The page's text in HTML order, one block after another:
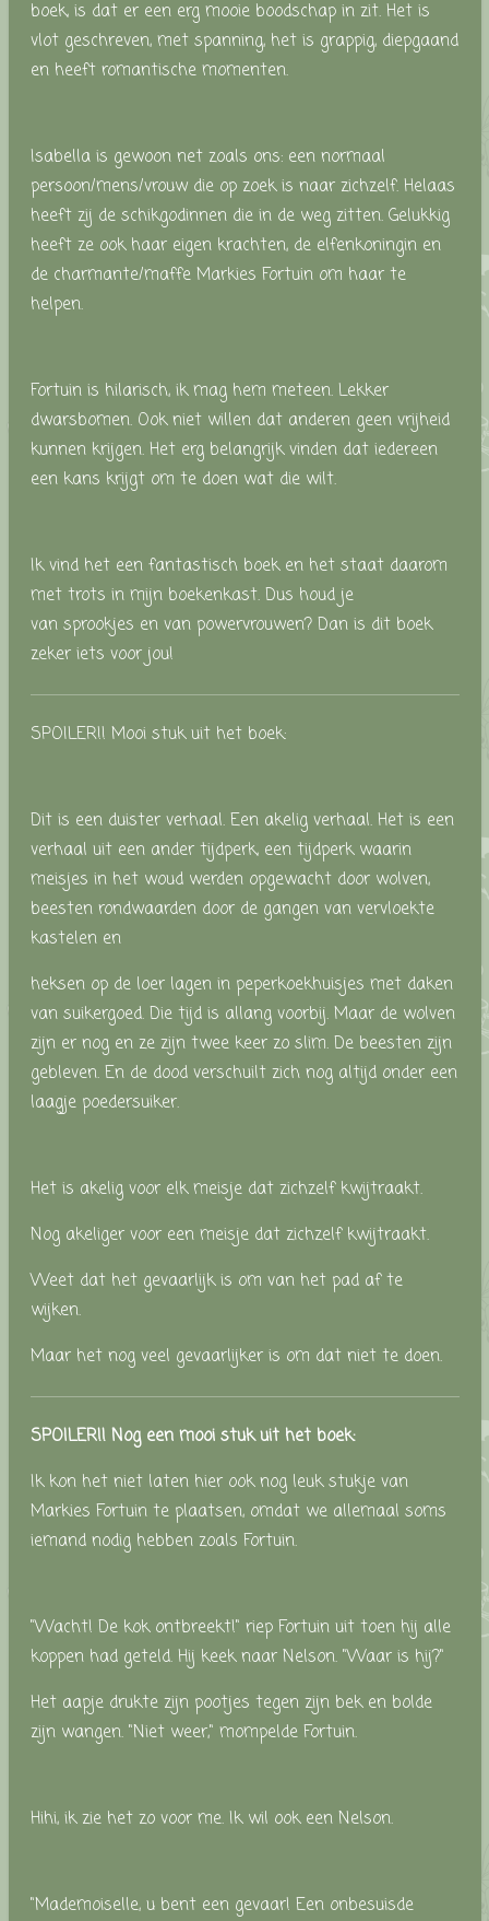
boek, is dat er een erg mooie boodschap in zit. Het is
vlot geschreven, met spanning, het is grappig, diepgaand
en heeft romantische momenten.
Isabella is gewoon net zoals ons: een normaal
persoon/mens/vrouw die op zoek is naar zichzelf. Helaas
heeft zij de schikgodinnen die in de weg zitten. Gelukkig
heeft ze ook haar eigen krachten, de elfenkoningin en
de charmante/maffe Markies Fortuin om haar te
helpen.
Fortuin is hilarisch, ik mag hem meteen. Lekker
dwarsbomen. Ook niet willen dat anderen geen vrijheid
kunnen krijgen. Het erg belangrijk vinden dat iedereen
een kans krijgt om te doen wat die wilt.
Ik vind het een fantastisch boek en het staat daarom
met trots in mijn boekenkast. Dus houd je
van sprookjes en van powervrouwen? Dan is dit boek
zeker iets voor jou!
SPOILER!! Mooi stuk uit het boek:
Dit is een duister verhaal. Een akelig verhaal. Het is een
verhaal uit een ander tijdperk, een tijdperk waarin
meisjes in het woud werden opgewacht door wolven,
beesten rondwaarden door de gangen van vervloekte
kastelen en
heksen op de loer lagen in peperkoekhuisjes met daken
van suikergoed. Die tijd is allang voorbij. Maar de wolven
zijn er nog en ze zijn twee keer zo slim. De beesten zijn
gebleven. En de dood verschuilt zich nog altijd onder een
laagje poedersuiker.
Het is akelig voor elk meisje dat zichzelf kwijtraakt.
Nog akeliger voor een meisje dat zichzelf kwijtraakt.
Weet dat het gevaarlijk is om van het pad af te
wijken.
Maar het nog veel gevaarlijker is om dat niet te doen.
SPOILER!! Nog een mooi stuk uit het boek:
Ik kon het niet laten hier ook nog leuk stukje van
Markies Fortuin te plaatsen, omdat we allemaal soms
iemand nodig hebben zoals Fortuin.
"Wacht! De kok ontbreekt!" riep Fortuin uit toen hij alle
koppen had geteld. Hij keek naar Nelson. "Waar is hij?"
Het aapje drukte zijn pootjes tegen zijn bek en bolde
zijn wangen. "Niet weer," mompelde Fortuin.
Hihi, ik zie het zo voor me. Ik wil ook een Nelson.
"Mademoiselle, u bent een gevaar! Een onbesuisde